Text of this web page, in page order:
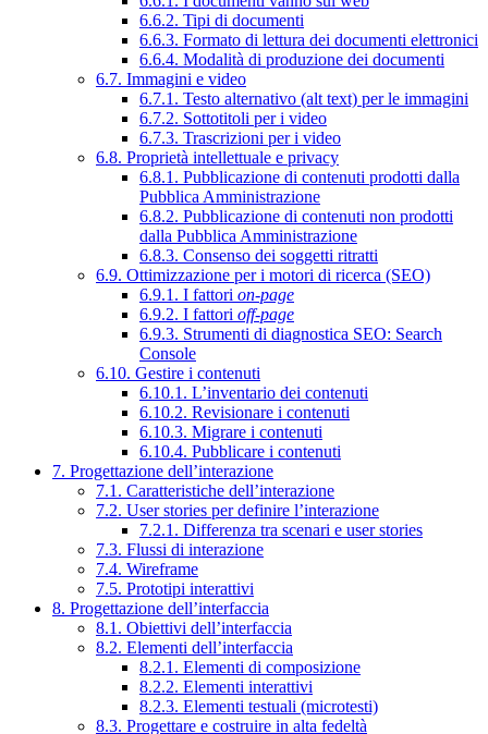
6.6.2. Tipi di documenti
6.6.3. Formato di lettura dei documenti elettronici
6.6.4. Modalità di produzione dei documenti
6.7. Immagini e video
6.7.1. Testo alternativo (alt text) per le immagini
6.7.2. Sottotitoli per i video
6.7.3. Trascrizioni per i video
6.8. Proprietà intellettuale e privacy
6.8.1. Pubblicazione di contenuti prodotti dalla
Pubblica Amministrazione
6.8.2. Pubblicazione di contenuti non prodotti
dalla Pubblica Amministrazione
6.8.3. Consenso dei soggetti ritratti
6.9. Ottimizzazione per i motori di ricerca (SEO)
6.9.1. I fattori on-page
6.9.2. I fattori off-page
6.9.3. Strumenti di diagnostica SEO: Search
Console
6.10. Gestire i contenuti
6.10.1. L’inventario dei contenuti
6.10.2. Revisionare i contenuti
6.10.3. Migrare i contenuti
6.10.4. Pubblicare i contenuti
7. Progettazione dell’interazione
7.1. Caratteristiche dell’interazione
7.2. User stories per definire l’interazione
7.2.1. Differenza tra scenari e user stories
7.3. Flussi di interazione
7.4. Wireframe
7.5. Prototipi interattivi
8. Progettazione dell’interfaccia
8.1. Obiettivi dell’interfaccia
8.2. Elementi dell’interfaccia
8.2.1. Elementi di composizione
8.2.2. Elementi interattivi
8.2.3. Elementi testuali (microtesti)
8.3. Progettare e costruire in alta fedeltà